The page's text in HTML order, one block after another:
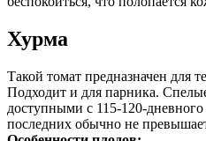
Хурма
Такой томат предназначен для
Подходит и для парника.
доступными с 115-120-
последних обычно не